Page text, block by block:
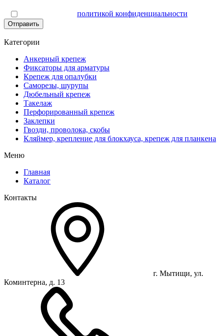
политикой конфиденциальности
Отправить
Категории
Анкерный крепеж
Фиксаторы для арматуры
Крепеж для опалубки
Саморезы, шурупы
Дюбельный крепеж
Такелаж
Перфорированный крепеж
Заклепки
Гвозди, проволока, скобы
Кляймер, крепление для блокхауса, крепеж для планкена
Меню
Главная
Каталог
Контакты
г. Мытищи, ул.
Коминтерна, д. 13